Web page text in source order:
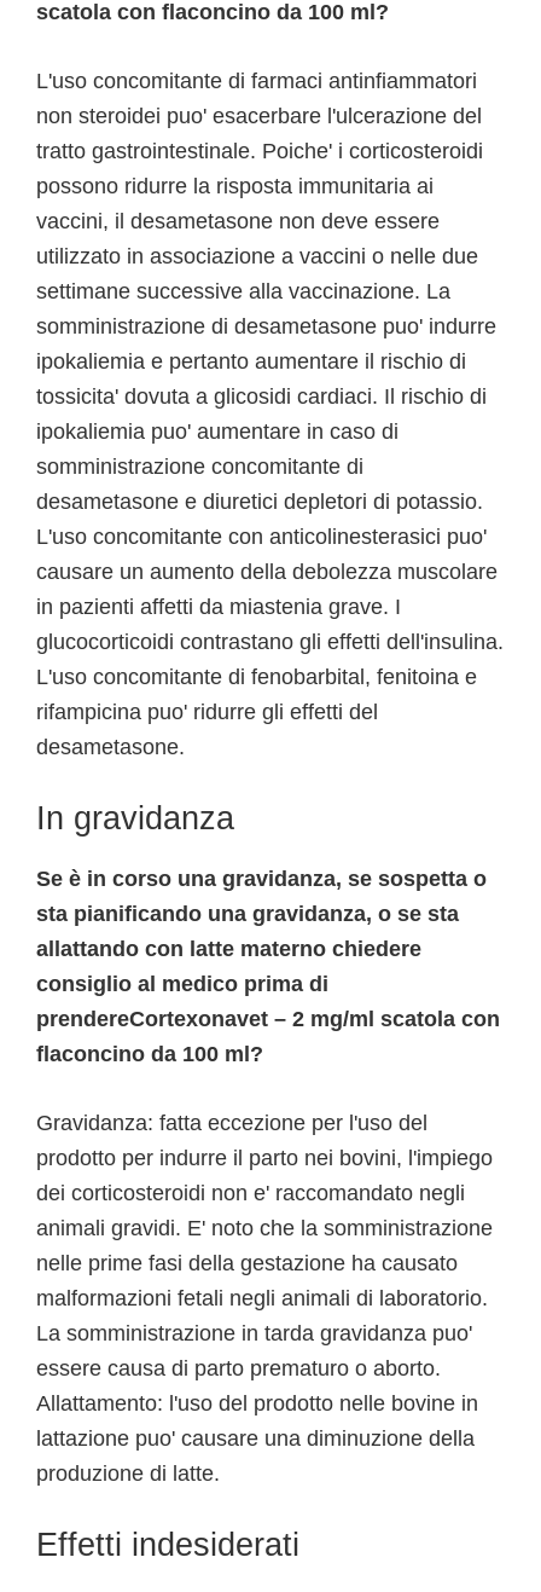
scatola con flaconcino da 100 ml?
L'uso concomitante di farmaci antinfiammatori
non steroidei puo' esacerbare l'ulcerazione del
tratto gastrointestinale. Poiche' i corticosteroidi
possono ridurre la risposta immunitaria ai
vaccini, il desametasone non deve essere
utilizzato in associazione a vaccini o nelle due
settimane successive alla vaccinazione. La
somministrazione di desametasone puo' indurre
ipokaliemia e pertanto aumentare il rischio di
tossicita' dovuta a glicosidi cardiaci. Il rischio di
ipokaliemia puo' aumentare in caso di
somministrazione concomitante di
desametasone e diuretici depletori di potassio.
L'uso concomitante con anticolinesterasici puo'
causare un aumento della debolezza muscolare
in pazienti affetti da miastenia grave. I
glucocorticoidi contrastano gli effetti dell'insulina.
L'uso concomitante di fenobarbital, fenitoina e
rifampicina puo' ridurre gli effetti del
desametasone.
In gravidanza
Se è in corso una gravidanza, se sospetta o
sta pianificando una gravidanza, o se sta
allattando con latte materno chiedere
consiglio al medico prima di
prendereCortexonavet – 2 mg/ml scatola con
flaconcino da 100 ml?
Gravidanza: fatta eccezione per l'uso del
prodotto per indurre il parto nei bovini, l'impiego
dei corticosteroidi non e' raccomandato negli
animali gravidi. E' noto che la somministrazione
nelle prime fasi della gestazione ha causato
malformazioni fetali negli animali di laboratorio.
La somministrazione in tarda gravidanza puo'
essere causa di parto prematuro o aborto.
Allattamento: l'uso del prodotto nelle bovine in
lattazione puo' causare una diminuzione della
produzione di latte.
Effetti indesiderati